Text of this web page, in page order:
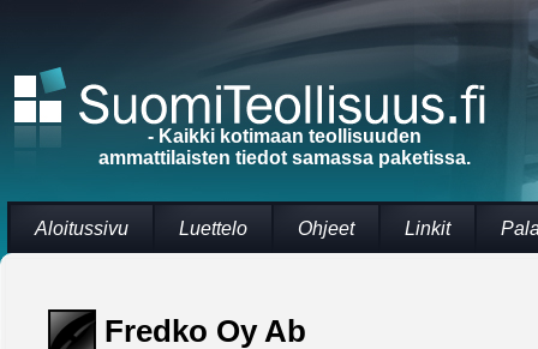
- Kaikki kotimaan teollisuuden
ammattilaisten tiedot samassa paketissa.
Aloitussivu Luettelo Ohjeet Linkit
Fredko Oy Ab